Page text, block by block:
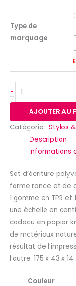
Type de
marquage
-
AJOUTER AU
Catégorie : Stylos
Description
Informations
Set d’écriture
forme ronde et de
1 gomme en TPR
une échelle en
cadeau en papier
de matériaux
résultat de
l’autre. 175 x 43 x
Couleur